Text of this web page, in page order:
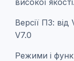
високої якості.
Версії ПЗ:
V7.0
Режими і